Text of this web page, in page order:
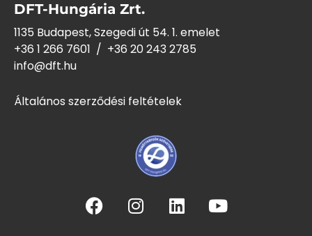
DFT-Hungária Zrt.
1135 Budapest, Szegedi út 54. 1. emelet
+36 1 266 7601 / +36 20 243 2785
info@dft.hu
Általános szerződési feltételek